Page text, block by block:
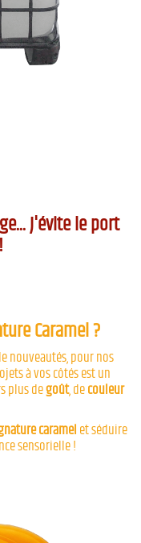
J'évite le port
Caramel ?
nouveautés, pour nos
à vos côtés est un
plus degoût, decouleur
caramelet séduire
sensorielle !